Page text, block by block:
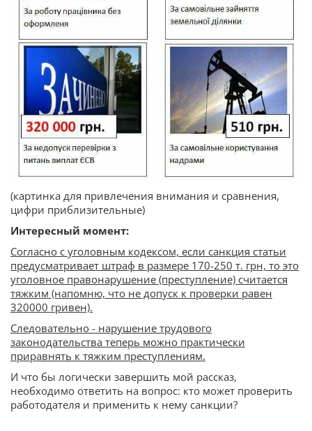
(картинка для привлечения внимания и сравнения,
цифри приблизительные)
Интересный момент:
Согласно с уголовным кодексом, если санкция статьи
предусматривает штраф в размере 170-250 т. грн, то это
уголовное правонарушение (преступление) считается
тяжким (напомню, что не допуск к проверки равен
320000 гривен).
Следовательно - нарушение трудового
законодательства теперь можно практически
приравнять к тяжким преступлениям.
И что бы логически завершить мой рассказ,
необходимо ответить на вопрос: кто может проверить
работодателя и применить к нему санкции?